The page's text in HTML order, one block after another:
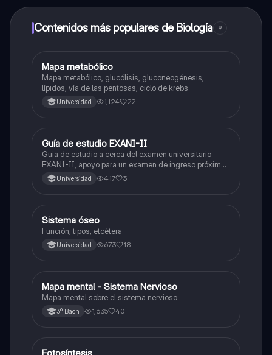
a determinadas funciones.
Contenidos más populares de Biología 9
Biología
Mapa metabólico
Mapa metabólico, glucólisis, gluconeogénesis,
lípidos, vía de las pentosas, ciclo de krebs
Universidad 1,124 22
Historia
Guía de estudio EXANI-II
Guia de estudio a cerca del examen universitario
EXANI-II, apoyo para un examen de ingreso próximo
2026.Universidad 417 3
Biología
Sistema óseo
Función, tipos, etcétera
Universidad 673 18
Biología
Mapa mental - Sistema Nervioso
Mapa mental sobre el sistema nervioso
3º Bach 1,635 40
Biología